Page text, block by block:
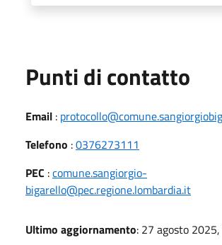
Punti di contatto
Email :
Telefono :0376273111
PEC :comune.sangiorgio-
bigarello@pec.regione.lombardia.it
Ultimo aggiornamento: 27 agosto